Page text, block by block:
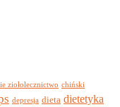
ziołolecznictwo chiński
depresja dieta dietetyka